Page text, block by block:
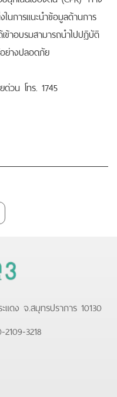
นการแนะนำข้อมูลด้านการ
าอบรมสามารถนำไปปฎิบัติ
ย่างปลอดภัย
วน โทร. 1745
ดง จ.สมุทรปราการ 10130
2109-3218